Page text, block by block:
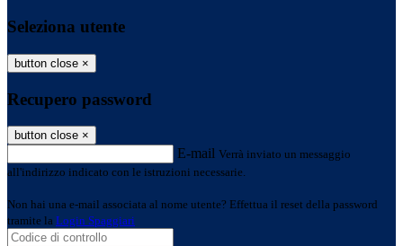
Seleziona utente
button close ×
Recupero password
button close ×
E-mail Verrà inviato un messaggio
all'indirizzo indicato con le istruzioni necessarie.
Non hai una e-mail associata al nome utente? Effettua il reset della password
tramite la Login Spaggiari